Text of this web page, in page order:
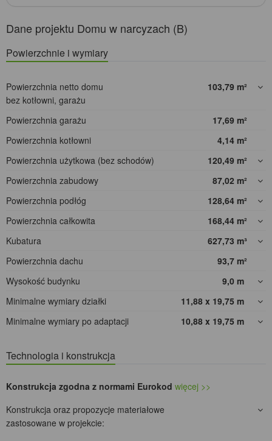
Dane projektu Domu w narcyzach (B)
Powierzchnie i wymiary
Powierzchnia netto domu
bez kotłowni, garażu
103,79 m²
Powierzchnia garażu 17,69 m²
Powierzchnia kotłowni
4,14 m²
Powierzchnia użytkowa (bez schodów)
120,49 m²
Powierzchnia zabudowy
87,02 m²
Powierzchnia podłóg
128,64 m²
Powierzchnia całkowita
168,44 m²
Kubatura
627,73 m³
Powierzchnia dachu
93,7 m²
Wysokość budynku
9,0 m
Minimalne wymiary działki
11,88 x 19,75 m
Minimalne wymiary po adaptacji
10,88 x 19,75 m
Technologia i konstrukcja
Konstrukcja zgodna z normami Eurokod więcej >>
Konstrukcja oraz propozycje materiałowe
zastosowane w projekcie: